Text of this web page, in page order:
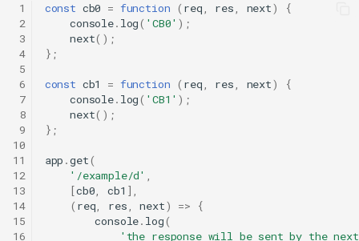
1
2
3
4
5
6
7
8
9
10
11
12
13
14
15
16
const cb0 = function ( req, res, next)
{
console. log( 'CB0' );
next();
};
const cb1 = function ( req, res, next)
{
console. log( 'CB1' );
next();
};
app .get(
'/example/d' ,
[cb0, cb1 ],
( req, res, next) =>
{
console. log(
'the response will be sent by the